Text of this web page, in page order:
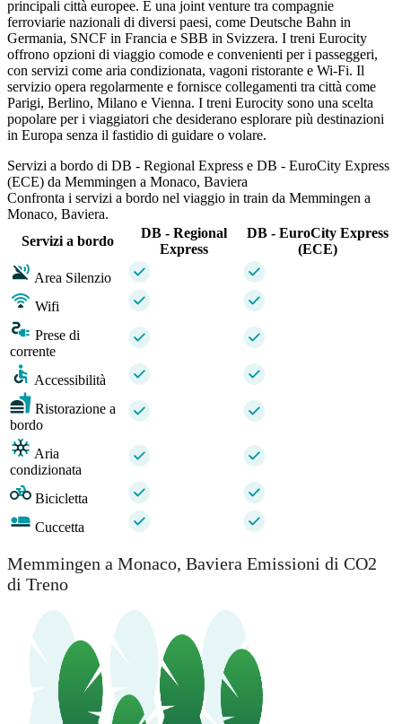
principali città europee. È una joint venture tra compagnie
ferroviarie nazionali di diversi paesi, come Deutsche Bahn in
Germania, SNCF in Francia e SBB in Svizzera. I treni Eurocity
offrono opzioni di viaggio comode e convenienti per i passeggeri,
con servizi come aria condizionata, vagoni ristorante e Wi-Fi. Il
servizio opera regolarmente e fornisce collegamenti tra città come
Parigi, Berlino, Milano e Vienna. I treni Eurocity sono una scelta
popolare per i viaggiatori che desiderano esplorare più destinazioni
in Europa senza il fastidio di guidare o volare.
Servizi a bordo di DB - Regional Express e DB - EuroCity Express
(ECE) da Memmingen a Monaco, Baviera
Confronta i servizi a bordo nel viaggio in train da Memmingen a
Monaco, Baviera.
Servizi a bordo
DB - Regional
Express
DB - EuroCity Express
(ECE)
Area Silenzio
Wifi
Prese di
corrente
Accessibilità
Ristorazione a
bordo
Aria
condizionata
Bicicletta
Cuccetta
Memmingen a Monaco, Baviera Emissioni di CO2
di Treno